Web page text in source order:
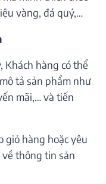
vàng, đá quý,…
Khách hàng có thể
tả sản phẩm như
mãi,… và tiến
giỏ hàng hoặc yêu
về thông tin sản